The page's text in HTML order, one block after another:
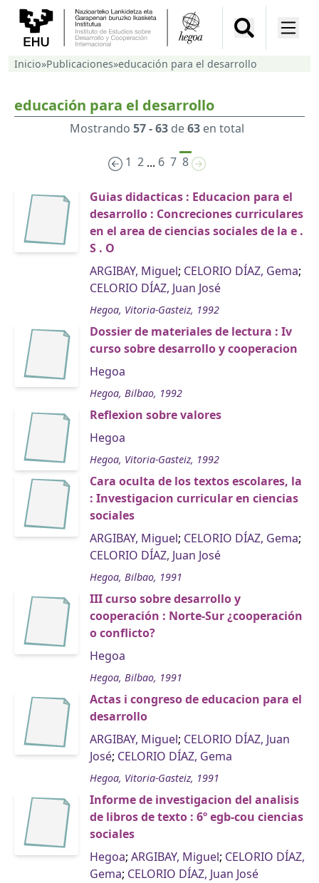
Inicio»Publicaciones»educación para el desarrollo
educación para el desarrollo
Mostrando 57 - 63de63en total
1 2 ... 6 7 8
Guias didacticas : Educacion para el
desarrollo : Concreciones curriculares
en el area de ciencias sociales de la e .
S . O
ARGIBAY, Miguel; CELORIO DÍAZ, Gema;
CELORIO DÍAZ, Juan José
Hegoa, Vitoria-Gasteiz, 1992
Dossier de materiales de lectura : Iv
curso sobre desarrollo y cooperacion
Hegoa
Hegoa, Bilbao, 1992
Reflexion sobre valores
Hegoa
Hegoa, Vitoria-Gasteiz, 1992
Cara oculta de los textos escolares, la
: Investigacion curricular en ciencias
sociales
ARGIBAY, Miguel; CELORIO DÍAZ, Gema;
CELORIO DÍAZ, Juan José
Hegoa, Bilbao, 1991
III curso sobre desarrollo y
cooperación : Norte-Sur ¿cooperación
o conflicto?
Hegoa
Hegoa, Bilbao, 1991
Actas i congreso de educacion para el
desarrollo
ARGIBAY, Miguel; CELORIO DÍAZ, Juan
José; CELORIO DÍAZ, Gema
Hegoa, Vitoria-Gasteiz, 1991
Informe de investigacion del analisis
de libros de texto : 6º egb-cou ciencias
sociales
Hegoa; ARGIBAY, Miguel; CELORIO DÍAZ,
Gema; CELORIO DÍAZ, Juan José